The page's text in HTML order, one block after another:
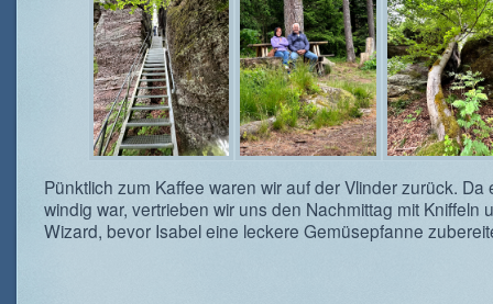
Pünktlich zum Kaffee waren wir auf der Vlinder zurück. Da
windig war, vertrieben wir uns den Nachmittag mit Kniffeln
Wizard, bevor Isabel eine leckere Gemüsepfanne